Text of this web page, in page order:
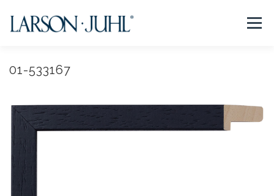
メニュー
NEWS フレームについて
取扱店リスト お問い合わせ 法人のお客様
01-533167